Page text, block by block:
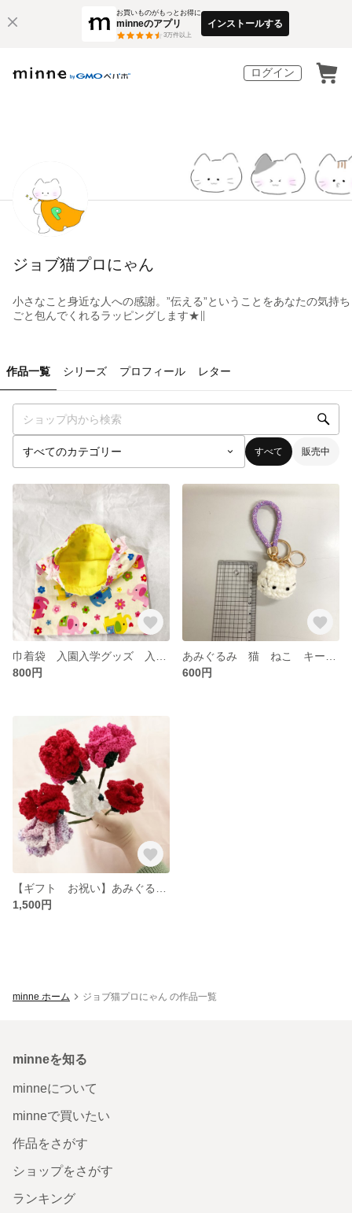
お買いものがもっとお得に
minneのアプリ
3万件以上
インストールする
ログイン
ジョブ猫プロにゃん
小さなこと身近な人への感謝。”伝える”ということをあなたの気持ち
ごと包んでくれるラッピングします★∥
作品一覧 シリーズ プロフィール レター
すべて 販売中
800円
600円
1,500円
minne ホーム ジョブ猫プロにゃん の作品一覧
minneを知る
minneについて
minneで買いたい
作品をさがす
ショップをさがす
ランキング